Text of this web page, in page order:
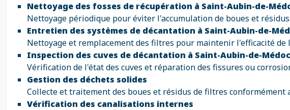
Nettoyage des fosses de récupération à Saint-Aubin-de-
Nettoyage périodique pour éviter l'accumulation de boues et
Entretien des systèmes de décantation à Saint-Aubin-de-
Nettoyage et remplacement des filtres pour maintenir l'efficacité
Inspection des cuves de décantation à Saint-Aubin-de-Médoc
Vérification de l'état des cuves et réparation des fissures ou
Gestion des déchets solides
Collecte et traitement des boues et résidus de filtres conformément
Vérification des canalisations internes